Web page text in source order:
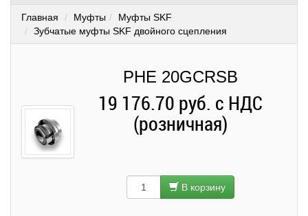
Главная Муфты
Муфты SKF
Зубчатые муфты SKF двойного сцепления
PHE 20GCRSB
19 176.70 руб. с НДС
(розничная)
В корзину